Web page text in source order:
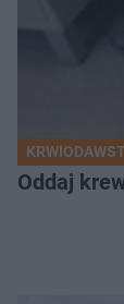
Oddaj